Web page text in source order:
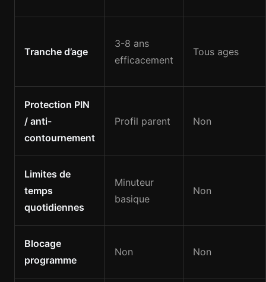
Tranche d’age
3-8 ans
efficacement
Tous ages
Protection PIN
/ anti-
contournement
Profil parent Non
Limites de
temps
quotidiennes
Minuteur
basique
Non
Blocage
programme
Non Non